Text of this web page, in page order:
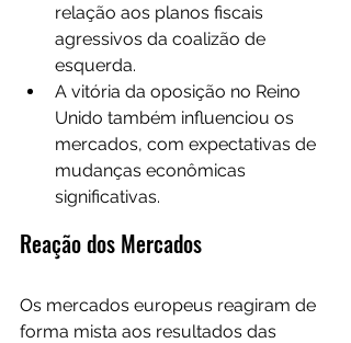
relação aos planos fiscais
agressivos da coalizão de
esquerda.
A vitória da oposição no Reino
Unido também influenciou os
mercados, com expectativas de
mudanças econômicas
significativas.
Reação dos Mercados
Os mercados europeus reagiram de
forma mista aos resultados das